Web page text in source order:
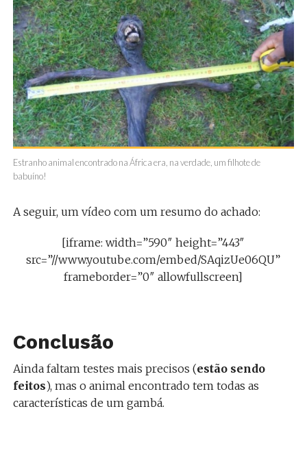
Estranho animal encontrado na África era, na verdade, um filhote de
babuíno!
A seguir, um vídeo com um resumo do achado:
[iframe: width=”590″ height=”443″
src=”//www.youtube.com/embed/SAqizUe06QU”
frameborder=”0″ allowfullscreen]
Conclusão
Ainda faltam testes mais precisos (estão sendo
feitos), mas o animal encontrado tem todas as
características de um gambá.